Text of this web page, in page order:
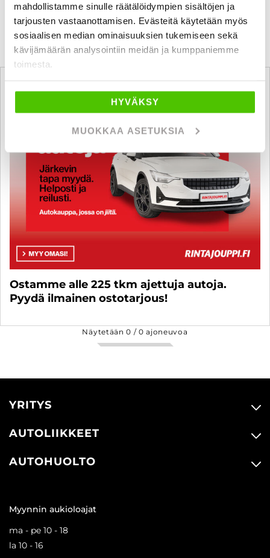
mahdollistamme sinulle räätälöidympien sisältöjen ja
tarjousten vastaanottamisen. Evästeitä käytetään myös
sosiaalisen median ominaisuuksien tukemiseen sekä
kävijämäärän analysointiin meidän ja kumppaniemme
toimesta.
HYVÄKSY
MUOKKAA ASETUKSIA
KATSO VASTAAVANLAISET AUTOT
Ostamme alle 225 tkm ajettuja autoja.
Pyydä ilmainen ostotarjous!
Näytetään0 /0 ajoneuvoa
YRITYS
AUTOLIIKKEET
AUTOHUOLTO
Myynnin aukioloajat
ma - pe 10 - 18
la 10 - 16